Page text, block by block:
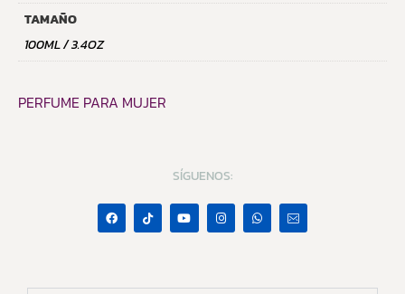
TAMAÑO
100ML / 3.4OZ
PERFUME PARA MUJER
SÍGUENOS: